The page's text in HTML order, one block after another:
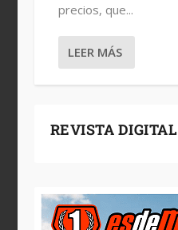
precios, que...
LEER MÁS
REVISTA DIGITAL